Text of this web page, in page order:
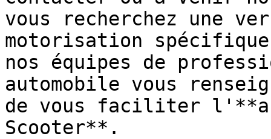
vous recherchez une
motorisation
nos équipes de
automobile vous
de vous faciliter
Scooter**.